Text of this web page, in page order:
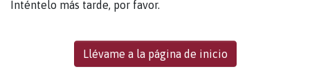
Inténtelo más tarde, por favor.
Llévame a la página de inicio